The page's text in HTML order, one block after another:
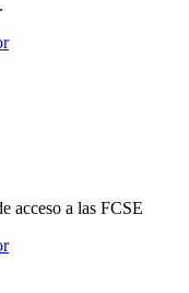
acceso a las FCSE